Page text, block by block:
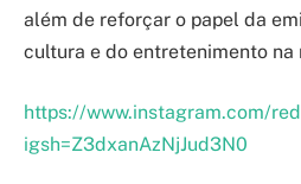
além de reforçar o papel da
cultura e do entretenimento na
https://www.instagram.com/
igsh=Z3dxanAzNjJud3N0